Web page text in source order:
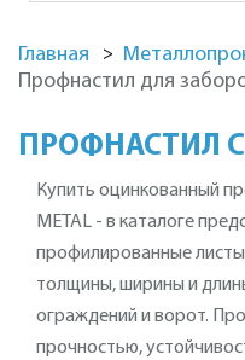
Главная
Профнастил для
ПРОФНАСТИЛ С
Купить оцинкованный
METAL - в каталоге
профилированные листы
толщины, ширины и
ограждений и ворот.
прочностью,